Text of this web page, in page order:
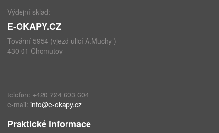
Výdejní sklad:
E-OKAPY.CZ
Tovární 5954 (vjezd ulicí A.Muchy )
430 01 Chomutov
telefon: +420 724 693 604
e-mail: info@e-okapy.cz
Praktické informace